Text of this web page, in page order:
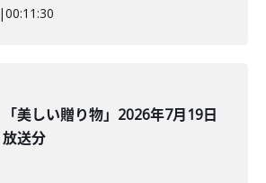
|00:11:30
「美しい贈り物」2026年7月19日
放送分